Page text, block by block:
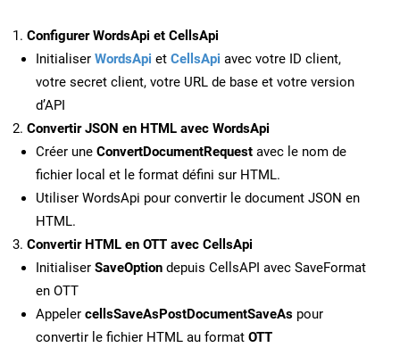
Configurer WordsApi et CellsApi
Initialiser WordsApi et CellsApi avec votre ID client,
votre secret client, votre URL de base et votre version
d’API
Convertir JSON en HTML avec WordsApi
Créer une ConvertDocumentRequest avec le nom de
fichier local et le format défini sur HTML.
Utiliser WordsApi pour convertir le document JSON en
HTML.
Convertir HTML en OTT avec CellsApi
Initialiser SaveOption depuis CellsAPI avec SaveFormat
en OTT
Appeler cellsSaveAsPostDocumentSaveAs pour
convertir le fichier HTML au format OTT